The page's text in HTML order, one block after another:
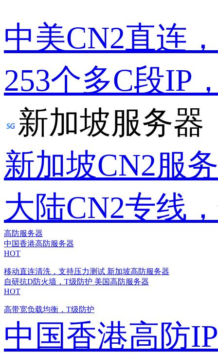
中美CN2直连
253个多C段IP
新加坡服务器
新加坡CN2服
大陆CN2专线
高防服务器
中国香港高防服务器
HOT
移动直连清洗，支持压力测试 新加坡高防服务器
自研抗D防火墙，T级防护 美国高防服务器
HOT
高带宽负载均衡，T级防护
中国香港高防IP